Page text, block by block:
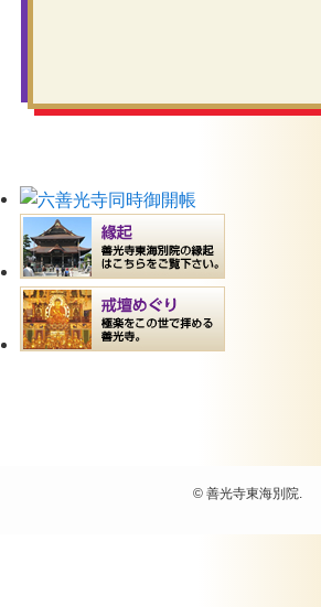
©善光寺東海別院.